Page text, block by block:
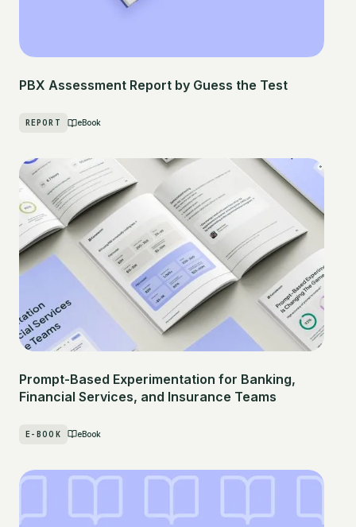
PBX Assessment Report by Guess the Test
REPORT eBook
Prompt-Based Experimentation for Banking,
Financial Services, and Insurance Teams
E-BOOK eBook